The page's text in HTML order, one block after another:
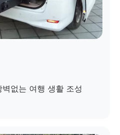
없는 여행 생활 조성